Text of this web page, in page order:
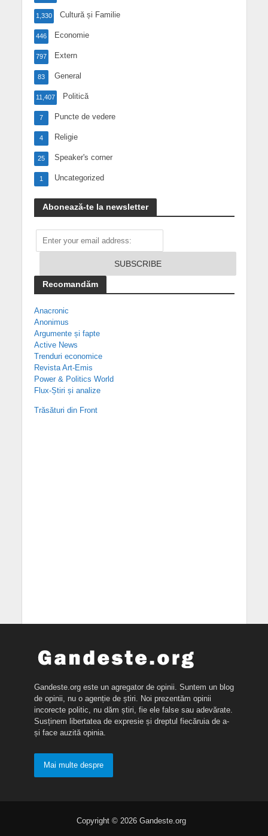
Cultură și Familie
1,330
Economie
446
Extern
797
General
83
Politică
11,407
Puncte de vedere
7
Religie
4
Speaker's corner
25
Uncategorized
1
Abonează-te la newsletter
Recomandăm
Anacronic
Anonimus
Argumente și fapte
Active News
Trenduri economice
Revista Art-Emis
Power & Politics World
Flux-Știri și analize
Trăsături din Front
Gandeste.org este un agregator de opinii. Suntem un blog
de opinii, nu o agenție de știri. Noi prezentăm opinii
incorecte politic, nu dăm știri, fie ele false sau adevărate.
Susținem libertatea de expresie și dreptul fiecăruia de a-
și face auzită opinia.
Mai multe despre
Copyright © 2026 Gandeste.org